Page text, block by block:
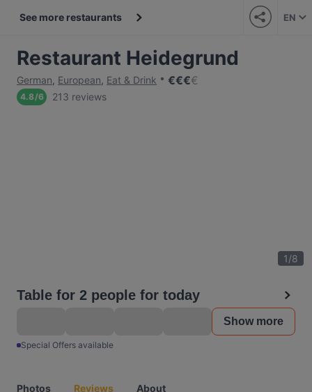
See more restaurants EN
Restaurant Heidegrund
German, European, Eat & Drink €€€€
4.8/6 213 reviews
1/8
Table for 2 people for today
Show more
Special Offers available
Photos Reviews About